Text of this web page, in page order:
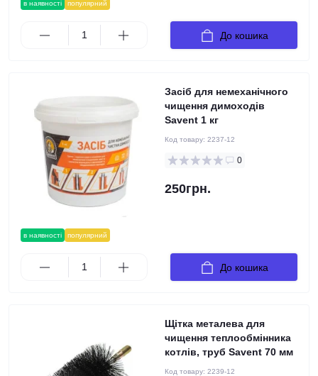
в наявності популярний
До кошика
в наявності популярний
Засіб для немеханічного
чищення димоходів
Savent 1 кг
Код товару: 2237-12
0
250грн.
До кошика
Щітка металева для
чищення теплообмінника
котлів, труб Savent 70 мм
Код товару: 2239-12